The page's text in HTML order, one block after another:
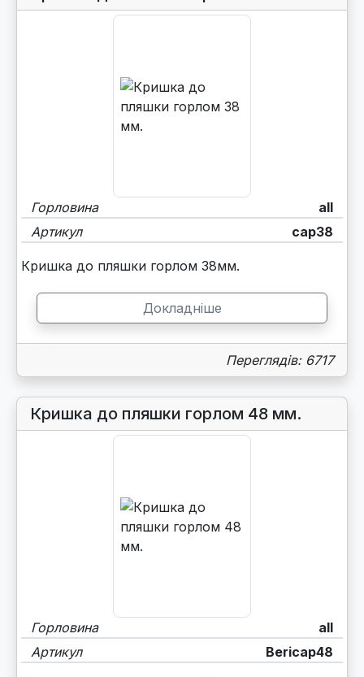
Горловина
all
Артикул
cap38
Кришка до пляшки горлом 38мм.
Докладніше
Переглядів: 6717
Кришка до пляшки горлом 48 мм.
Горловина
all
Артикул
Bericap48